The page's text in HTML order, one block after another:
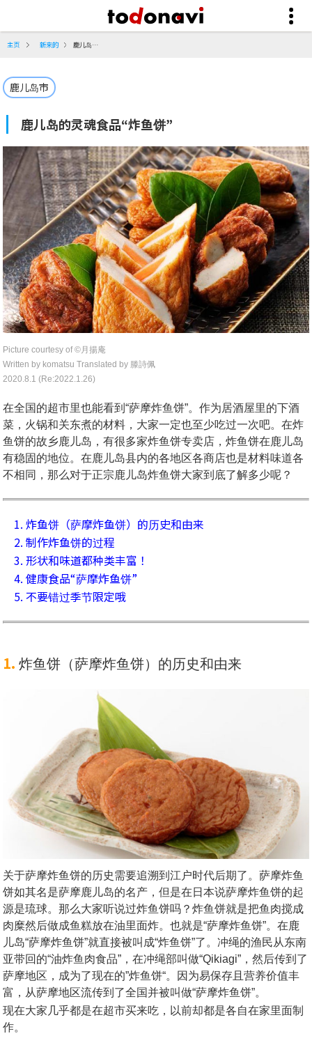
主页 新来的 鹿儿岛的灵魂食品“炸鱼饼”
鹿儿岛市
鹿儿岛的灵魂食品“炸鱼饼”
Picture courtesy of ©︎月揚庵
Written by komatsu Translated by 滕詩佩
2020.8.1 (Re:2022.1.26)
在全国的超市里也能看到“萨摩炸鱼饼”。作为居酒屋里的下酒
菜，火锅和关东煮的材料，大家一定也至少吃过一次吧。在炸
鱼饼的故乡鹿儿岛，有很多家炸鱼饼专卖店，炸鱼饼在鹿儿岛
有稳固的地位。在鹿儿岛县内的各地区各商店也是材料味道各
不相同，那么对于正宗鹿儿岛炸鱼饼大家到底了解多少呢？
1. 炸鱼饼（萨摩炸鱼饼）的历史和由来
2. 制作炸鱼饼的过程
3. 形状和味道都种类丰富！
4. 健康食品“萨摩炸鱼饼”
5. 不要错过季节限定哦
1.炸鱼饼（萨摩炸鱼饼）的历史和由来
关于萨摩炸鱼饼的历史需要追溯到江户时代后期了。萨摩炸鱼
饼如其名是萨摩鹿儿岛的名产，但是在日本说萨摩炸鱼饼的起
源是琉球。那么大家听说过炸鱼饼吗？炸鱼饼就是把鱼肉搅成
肉糜然后做成鱼糕放在油里面炸。也就是“萨摩炸鱼饼”。在鹿
儿岛“萨摩炸鱼饼”就直接被叫成“炸鱼饼”了。冲绳的渔民从东南
亚带回的“油炸鱼肉食品”，在冲绳部叫做“Qikiagi”，然后传到了
萨摩地区，成为了现在的”炸鱼饼“。因为易保存且营养价值丰
富，从萨摩地区流传到了全国并被叫做“萨摩炸鱼饼”。
现在大家几乎都是在超市买来吃，以前却都是各自在家里面制
作。